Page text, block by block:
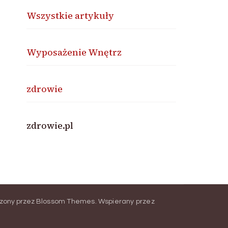
Wszystkie artykuły
Wyposażenie Wnętrz
zdrowie
zdrowie.pl
przez Blossom Themes. Wspierany przez